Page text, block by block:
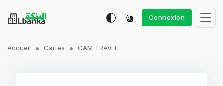
Connexion
Accueil Cartes CAM TRAVEL